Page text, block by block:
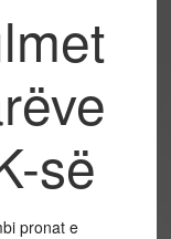
së
pronat e